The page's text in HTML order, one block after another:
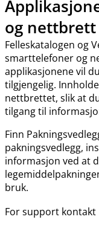
og nettbrett
Felleskatalogen og
smarttelefoner og
applikasjonene vil
tilgjengelig.
nettbrettet, slik at
tilgang til
Finn
pakningsvedlegg,
informasjon ved at
bruk.
For support kontakt